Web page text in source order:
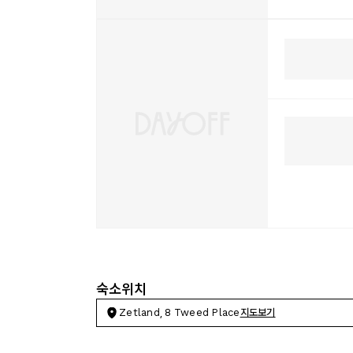
숙소위치
Zetland, 8 Tweed Place 지도보기